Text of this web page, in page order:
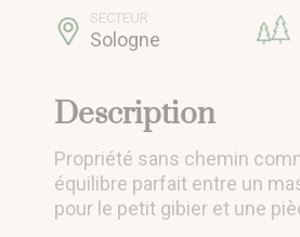
SECTEUR
Sologne
Description
Propriété sans chemin
équilibre parfait entre un
pour le petit gibier et une